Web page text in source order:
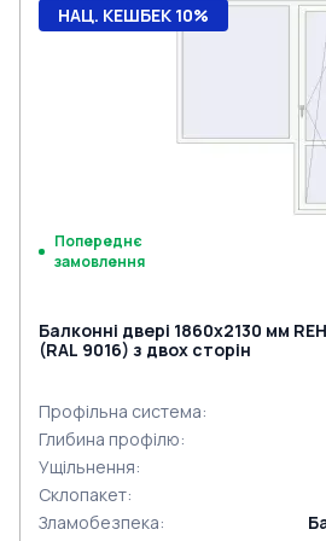
НАЦ. КЕШБЕК 10%
Попереднє
замовлення
Балконні двері 1860x2130 мм
(RAL 9016) з двох сторін
Профільна система:
Глибина профілю:
Ущільнення:
Склопакет:
Зламобезпека: